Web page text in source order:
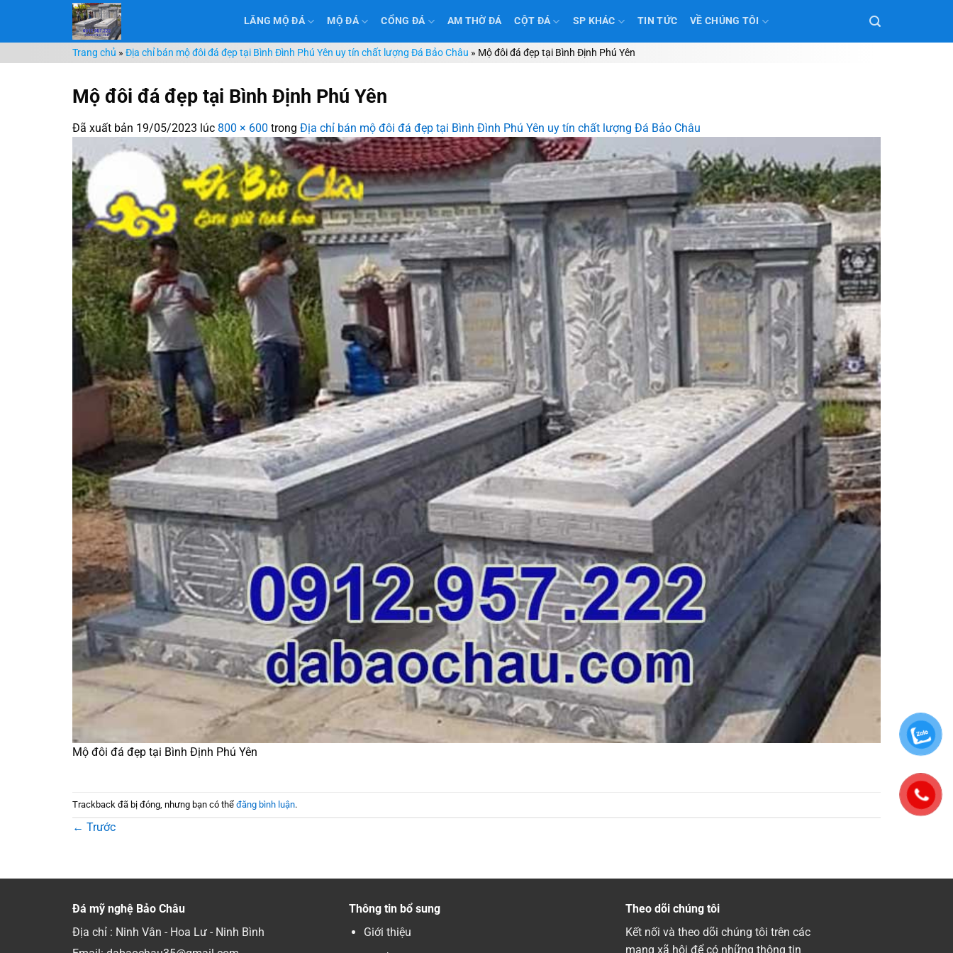
nội
dung
LĂNG MỘ ĐÁ MỘ ĐÁ CỔNG ĐÁ AM THỜ ĐÁ CỘT ĐÁ SP KHÁC TIN TỨC VỀ CHÚNG TÔI
Trang chủ » Địa chỉ bán mộ đôi đá đẹp tại Bình Đình Phú Yên uy tín chất lượng Đá Bảo Châu » Mộ đôi đá đẹp tại Bình Định Phú Yên
Mộ đôi đá đẹp tại Bình Định Phú Yên
Đã xuất bản 19/05/2023 lúc 800 × 600 trong Địa chỉ bán mộ đôi đá đẹp tại Bình Đình Phú Yên uy tín chất lượng Đá Bảo Châu
Mộ đôi đá đẹp tại Bình Định Phú Yên
Trackback đã bị đóng, nhưng bạn có thể đăng bình luận.
← Trước
Đá mỹ nghệ Bảo Châu
Địa chỉ : Ninh Vân - Hoa Lư - Ninh Bình
Thông tin bổ sung
Giới thiệu
Theo dõi chúng tôi
Kết nối và theo dõi chúng tôi trên các
mạng xã hội để có những thông tin